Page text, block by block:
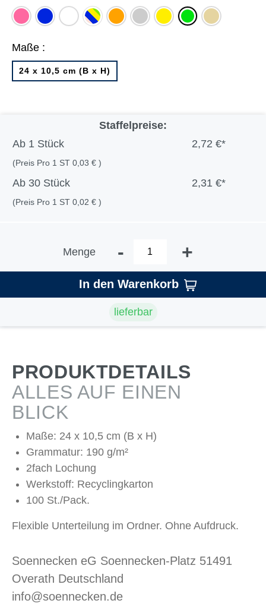
rosa blau weiß
je
25
blau,
gelb,
orangegrau gelb grün chamois
Maße :
24 x 10,5 cm (B x H)
Staffelpreise:
Ab 1 Stück 2,72 €*
(Preis Pro 1 ST 0,03 € )
Ab 30 Stück 2,31 €*
(Preis Pro 1 ST 0,02 € )
Menge - +
In den Warenkorb
lieferbar
PRODUKTDETAILS
ALLES AUF EINEN
BLICK
Maße: 24 x 10,5 cm (B x H)
Grammatur: 190 g/m²
2fach Lochung
Werkstoff: Recyclingkarton
100 St./Pack.
Flexible Unterteilung im Ordner. Ohne Aufdruck.
Soennecken eG Soennecken-Platz 51491
Overath Deutschland
info@soennecken.de